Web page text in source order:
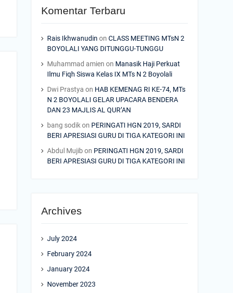
Komentar Terbaru
Rais Ikhwanudin on CLASS MEETING MTsN 2
BOYOLALI YANG DITUNGGU-TUNGGU
Muhammad amien on Manasik Haji Perkuat
Ilmu Fiqh Siswa Kelas IX MTs N 2 Boyolali
Dwi Prastya on HAB KEMENAG RI KE-74, MTs
N 2 BOYOLALI GELAR UPACARA BENDERA
DAN 23 MAJLIS AL QUR’AN
bang sodikon PERINGATI HGN 2019, SARDI
BERI APRESIASI GURU DI TIGA KATEGORI INI
Abdul Mujib on PERINGATI HGN 2019, SARDI
BERI APRESIASI GURU DI TIGA KATEGORI INI
Archives
July 2024
February 2024
January 2024
November 2023